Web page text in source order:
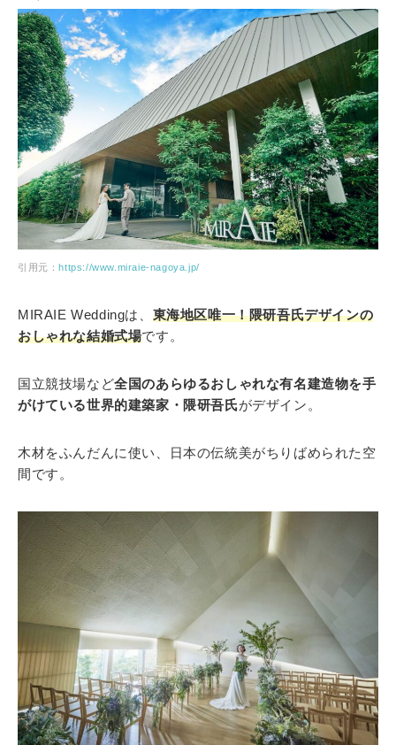
引用元： https://www.miraie-nagoya.jp/
MIRAIE Weddingは、 東海地区唯一！隈研吾氏デザインの
おしゃれな結婚式場です。
国立競技場など全国のあらゆるおしゃれな有名建造物を手
がけている世界的建築家・隈研吾氏がデザイン。
木材をふんだんに使い、日本の伝統美がちりばめられた空
間です。